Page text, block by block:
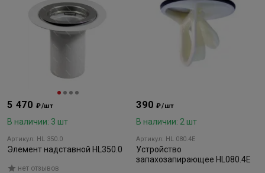
5 470 ₽/шт
В наличии: 3 шт
Артикул: HL 350.0
Элемент надставной HL350.0
нет отзывов
390₽/шт
В наличии: 2 шт
Артикул: HL 080.4E
Устройство
запахозапирающее HL080.4Е